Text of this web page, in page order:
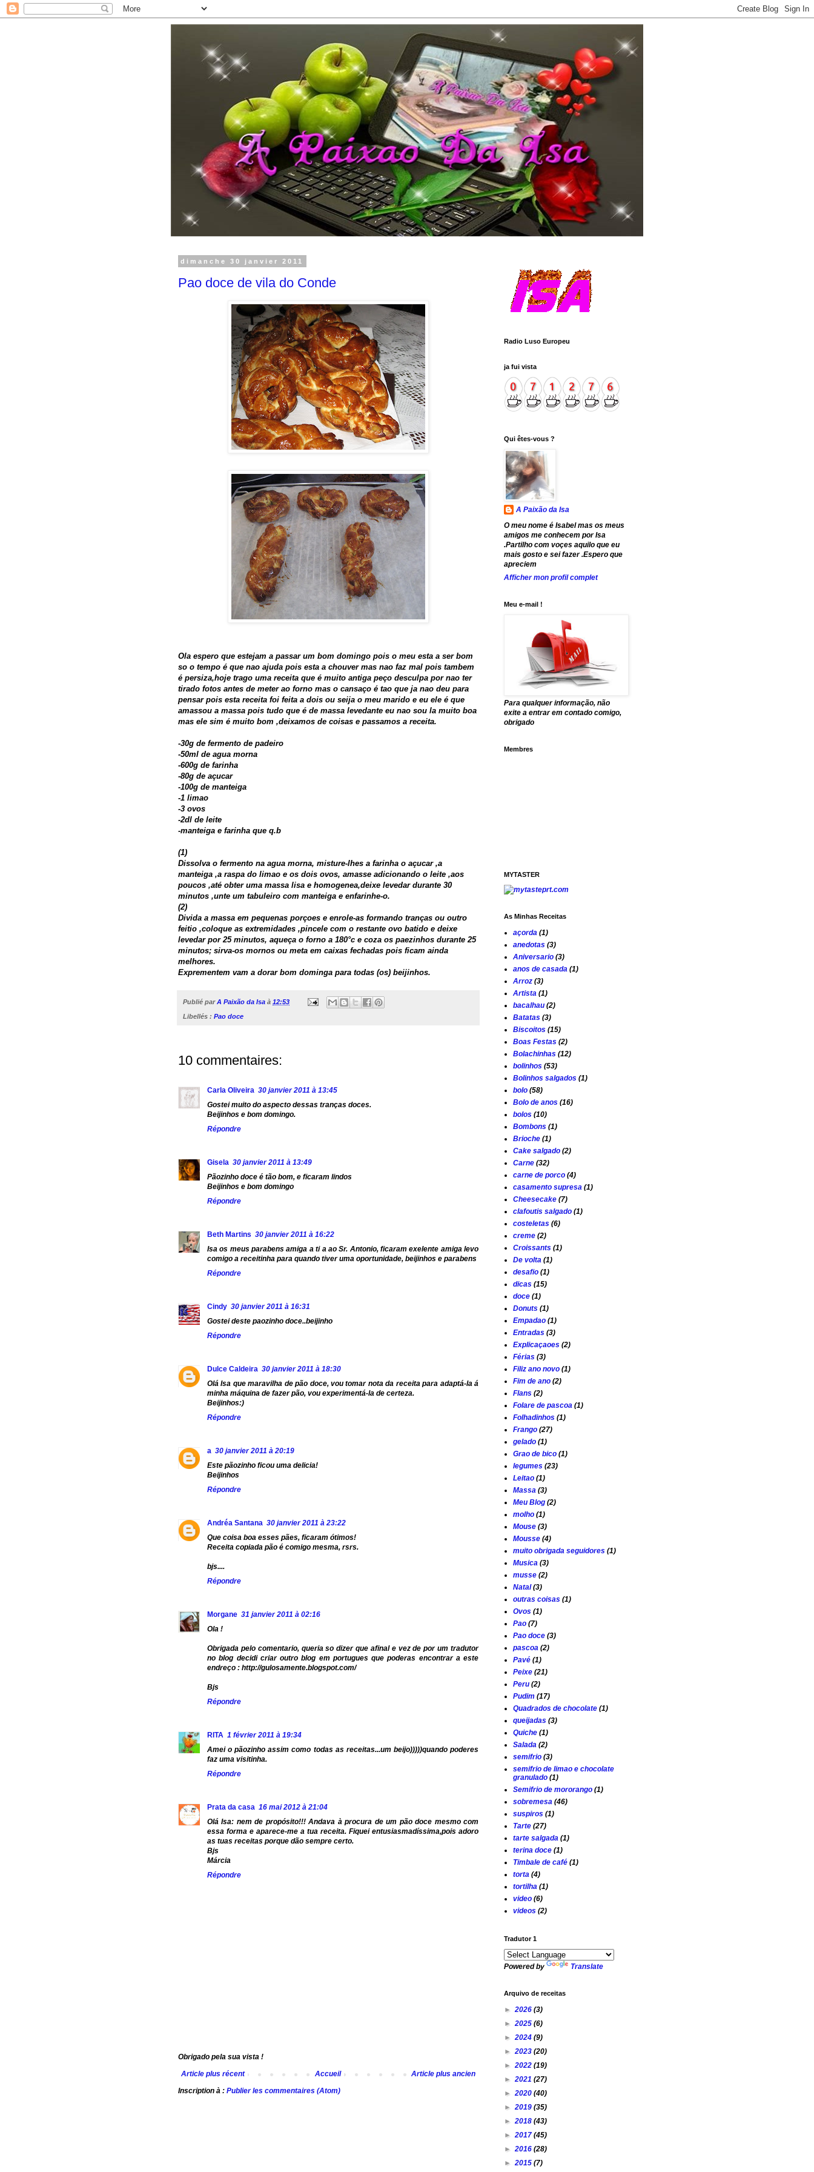
dimanche 30 janvier 2011
Pao doce de vila do Conde
Ola espero que estejam a passar um bom domingo pois o meu esta a ser bom
so o tempo é que nao ajuda pois esta a chouver mas nao faz mal pois tambem
é persiza,hoje trago uma receita que é muito antiga peço desculpa por nao ter
tirado fotos antes de meter ao forno mas o cansaço é tao que ja nao deu para
pensar pois esta receita foi feita a dois ou seija o meu marido e eu ele é que
amassou a massa pois tudo que é de massa levedante eu nao sou la muito boa
mas ele sim é muito bom ,deixamos de coisas e passamos a receita.
-30g de fermento de padeiro
-50ml de agua morna
-600g de farinha
-80g de açucar
-100g de manteiga
-1 limao
-3 ovos
-2dl de leite
-manteiga e farinha que q.b
(1)
Dissolva o fermento na agua morna, misture-lhes a farinha o açucar ,a
manteiga ,a raspa do limao e os dois ovos, amasse adicionando o leite ,aos
poucos ,até obter uma massa lisa e homogenea,deixe levedar durante 30
minutos ,unte um tabuleiro com manteiga e enfarinhe-o.
(2)
Divida a massa em pequenas porçoes e enrole-as formando tranças ou outro
feitio ,coloque as extremidades ,pincele com o restante ovo batido e deixe
levedar por 25 minutos, aqueça o forno a 180°c e coza os paezinhos durante 25
minutos; sirva-os mornos ou meta em caixas fechadas pois ficam ainda
melhores.
Exprementem vam a dorar bom dominga para todas (os) beijinhos.
Publié parA Paixão da Isa à 12:53
Libellés : Pao doce
10 commentaires:
Carla Oliveira 30 janvier 2011 à 13:45
Gostei muito do aspecto dessas tranças doces.
Beijinhos e bom domingo.
Répondre
Gisela 30 janvier 2011 à 13:49
Pãozinho doce é tão bom, e ficaram lindos
Beijinhos e bom domingo
Répondre
Beth Martins 30 janvier 2011 à 16:22
Isa os meus parabens amiga a ti a ao Sr. Antonio, ficaram exelente amiga levo
comigo a receitinha para quando tiver uma oportunidade, beijinhos e parabens
Répondre
Cindy 30 janvier 2011 à 16:31
Gostei deste paozinho doce..beijinho
Répondre
Dulce Caldeira 30 janvier 2011 à 18:30
Olá Isa que maravilha de pão doce, vou tomar nota da receita para adaptá-la á
minha máquina de fazer pão, vou experimentá-la de certeza.
Beijinhos:)
Répondre
a 30 janvier 2011 à 20:19
Este pãozinho ficou uma delicia!
Beijinhos
Répondre
Andréa Santana 30 janvier 2011 à 23:22
Que coisa boa esses pães, ficaram ótimos!
Receita copiada pão é comigo mesma, rsrs.
bjs....
Répondre
Morgane 31 janvier 2011 à 02:16
Ola !
Obrigada pelo comentario, queria so dizer que afinal e vez de por um tradutor
no blog decidi criar outro blog em portugues que poderas encontrar a este
endreço : http://gulosamente.blogspot.com/
Bjs
Répondre
RITA 1 février 2011 à 19:34
Amei o pãozinho assim como todas as receitas...um beijo)))))quando poderes
faz uma visitinha.
Répondre
Prata da casa 16 mai 2012 à 21:04
Olá Isa: nem de propósito!!! Andava à procura de um pão doce mesmo com
essa forma e aparece-me a tua receita. Fiquei entusiasmadíssima,pois adoro
as tuas receitas porque dão sempre certo.
Bjs
Márcia
Répondre
Obrigado pela sua vista !
Article plus récent
Article plus ancien
Accueil
Inscription à : Publier les commentaires (Atom)
Radio Luso Europeu
ja fui vista
Qui êtes-vous ?
A Paixão da Isa
O meu nome é Isabel mas os meus
amigos me conhecem por Isa
.Partilho com voçes aquilo que eu
mais gosto e sei fazer .Espero que
apreciem
Afficher mon profil complet
Meu e-mail !
Para qualquer informação, não
exite a entrar em contado comigo,
obrigado
Membres
MYTASTER
As Minhas Receitas
açorda (1)
anedotas (3)
Aniversario (3)
anos de casada (1)
Arroz (3)
Artista (1)
bacalhau (2)
Batatas (3)
Biscoitos (15)
Boas Festas (2)
Bolachinhas (12)
bolinhos (53)
Bolinhos salgados (1)
bolo (58)
Bolo de anos (16)
bolos (10)
Bombons (1)
Brioche (1)
Cake salgado (2)
Carne (32)
carne de porco (4)
casamento supresa (1)
Cheesecake (7)
clafoutis salgado (1)
costeletas (6)
creme (2)
Croissants (1)
De volta (1)
desafio (1)
dicas (15)
doce (1)
Donuts (1)
Empadao (1)
Entradas (3)
Explicaçaoes (2)
Férias (3)
Filiz ano novo (1)
Fim de ano (2)
Flans (2)
Folare de pascoa (1)
Folhadinhos (1)
Frango (27)
gelado (1)
Grao de bico (1)
legumes (23)
Leitao (1)
Massa (3)
Meu Blog (2)
molho (1)
Mouse (3)
Mousse (4)
muito obrigada seguidores (1)
Musica (3)
musse (2)
Natal (3)
outras coisas (1)
Ovos (1)
Pao (7)
Pao doce (3)
pascoa (2)
Pavé (1)
Peixe (21)
Peru (2)
Pudim (17)
Quadrados de chocolate (1)
queijadas (3)
Quiche (1)
Salada (2)
semifrio (3)
semifrio de limao e chocolate
granulado (1)
Semifrio de mororango (1)
sobremesa (46)
suspiros (1)
Tarte (27)
tarte salgada (1)
terina doce (1)
Timbale de café (1)
torta (4)
tortilha (1)
video (6)
videos (2)
Tradutor 1
Powered by Translate
Arquivo de receitas
► 2026 (3)
► 2025 (6)
► 2024 (9)
► 2023 (20)
► 2022 (19)
► 2021 (27)
► 2020 (40)
► 2019 (35)
► 2018 (43)
► 2017 (45)
► 2016 (28)
► 2015 (7)